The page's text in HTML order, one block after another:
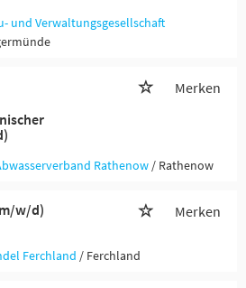
und Verwaltungsgesellschaft
Merken
Rathenow / Rathenow
w/d) Merken
Ferchland / Ferchland